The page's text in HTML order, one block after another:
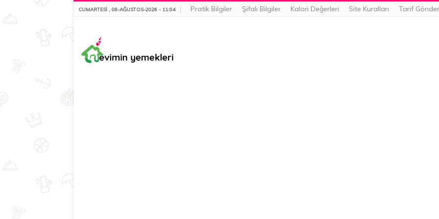
CUMARTESI , 08-AĞUSTOS-2026 - 11:04 Pratik Bilgiler Şifalı Bilgiler Kalori Değerleri Site Kuralları Tarif Gönder